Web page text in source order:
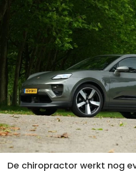
De chiropractor werkt nog